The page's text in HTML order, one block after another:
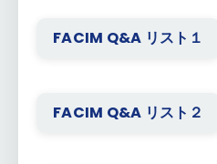
FACIM Q&A リスト１
FACIM Q&A リスト２